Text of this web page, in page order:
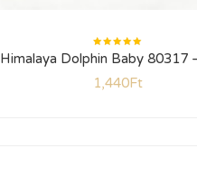
Értékelés:
5.00/ 5
Himalaya Dolphin Baby 80317
1,440Ft